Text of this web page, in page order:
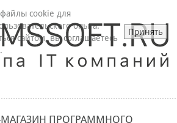
МАГАЗИН ПРОГРАММНОГО
файлы cookie для
опыта.
сайтом, вы соглашаетесь
Принять